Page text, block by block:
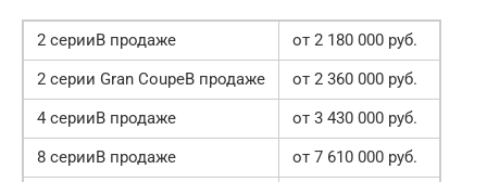
2 серииВ продаже
от 2 180 000 руб.
2 серии Gran CoupeВ продаже
от 2 360 000 руб.
4 серииВ продаже
от 3 430 000 руб.
8 серииВ продаже
от 7 610 000 руб.